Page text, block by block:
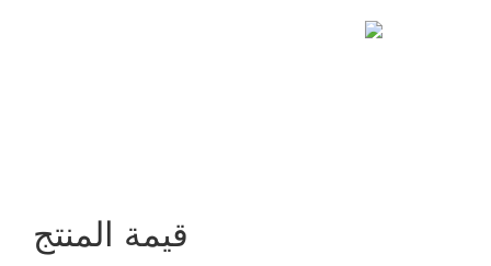
قيمة المنتج